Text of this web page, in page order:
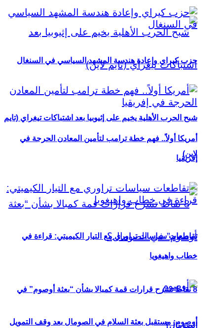
شبح الحرب الأهلية يخيم على إثيوبيا بعد اشتباكات تيغراي (تايم
لاين)
8 نقاط تشرح قرارات قمة كمبالا بشأن “بعثة أوصوم” في
الصومال؟
حزب كيراي وإعادة هندسة المشهد السياسي في السنغال
أمريكا أولاً.. فهم خطة ترامب لتأمين المعادن الحرجة في
إفريقيا
تقاطعات سياسات تراوري مع التيار الكيميتي: قراءة في
خطاب واهيغويا
أوصوم: مستقبل بعثة السلام في الصومال بعد وقف التمويل